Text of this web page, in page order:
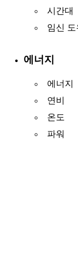
시간대
임신 도
에너지
에너지
연비
온도
파워